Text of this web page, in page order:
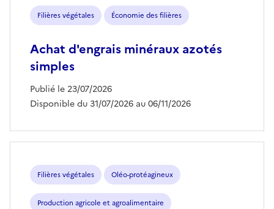
Filières végétales Économie des filières
Achat d'engrais minéraux azotés
simples
Publié le 23/07/2026
Disponible du 31/07/2026 au 06/11/2026
Filières végétales Oléo-protéagineux
Production agricole et agroalimentaire